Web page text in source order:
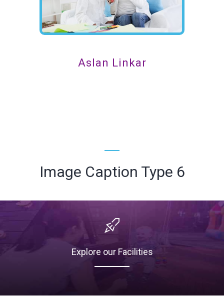
Aslan Linkar
Image Caption Type 6
Explore our Facilities